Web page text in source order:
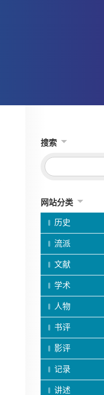
搜索
网站分类
历史
流派
文献
学术
人物
书评
影评
记录
讲述